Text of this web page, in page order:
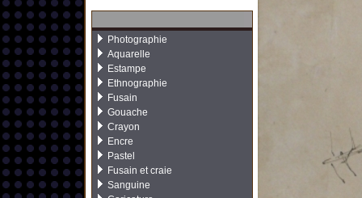
Photographie
Aquarelle
Estampe
Ethnographie
Fusain
Gouache
Crayon
Encre
Pastel
Fusain et craie
Sanguine